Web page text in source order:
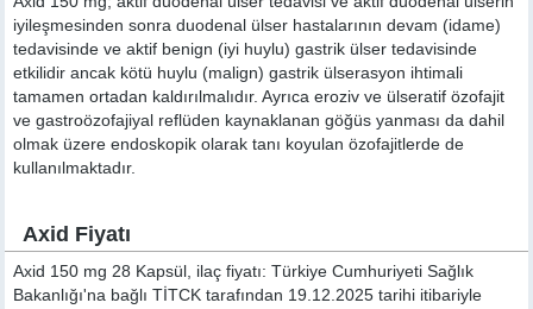
iyileşmesinden sonra duodenal ülser hastalarının devam (idame)
tedavisinde ve aktif benign (iyi huylu) gastrik ülser tedavisinde
etkilidir ancak kötü huylu (malign) gastrik ülserasyon ihtimali
tamamen ortadan kaldırılmalıdır. Ayrıca eroziv ve ülseratif özofajit
ve gastroözofajiyal reflüden kaynaklanan göğüs yanması da dahil
olmak üzere endoskopik olarak tanı koyulan özofajitlerde de
kullanılmaktadır.
Axid Fiyatı
Axid 150 mg 28 Kapsül, ilaç fiyatı: Türkiye Cumhuriyeti Sağlık
Bakanlığı'na bağlı TİTCK tarafından 19.12.2025 tarihi itibariyle